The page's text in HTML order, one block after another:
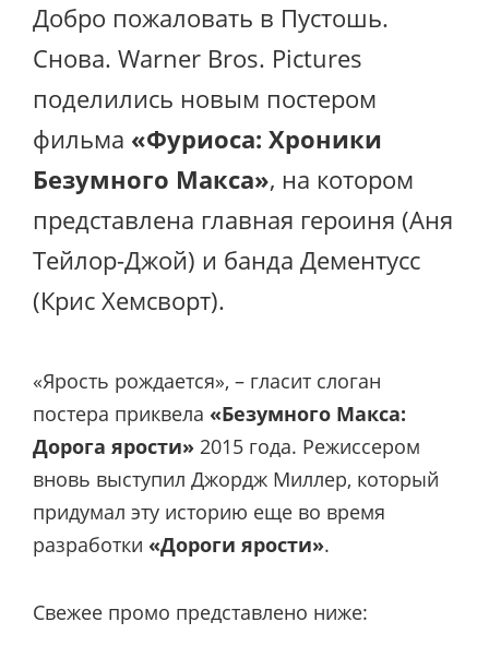
Добро пожаловать в Пустошь.
Снова. Warner Bros. Pictures
поделились новым постером
фильма «Фуриоса: Хроники
Безумного Макса», на котором
представлена главная героиня (Аня
Тейлор-Джой) и банда Дементусс
(Крис Хемсворт).
«Ярость рождается», – гласит слоган
постера приквела «Безумного Макса:
Дорога ярости» 2015 года. Режиссером
вновь выступил Джордж Миллер, который
придумал эту историю еще во время
разработки «Дороги ярости».
Свежее промо представлено ниже: